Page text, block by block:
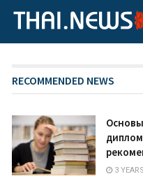
RECOMMENDED NEWS
3